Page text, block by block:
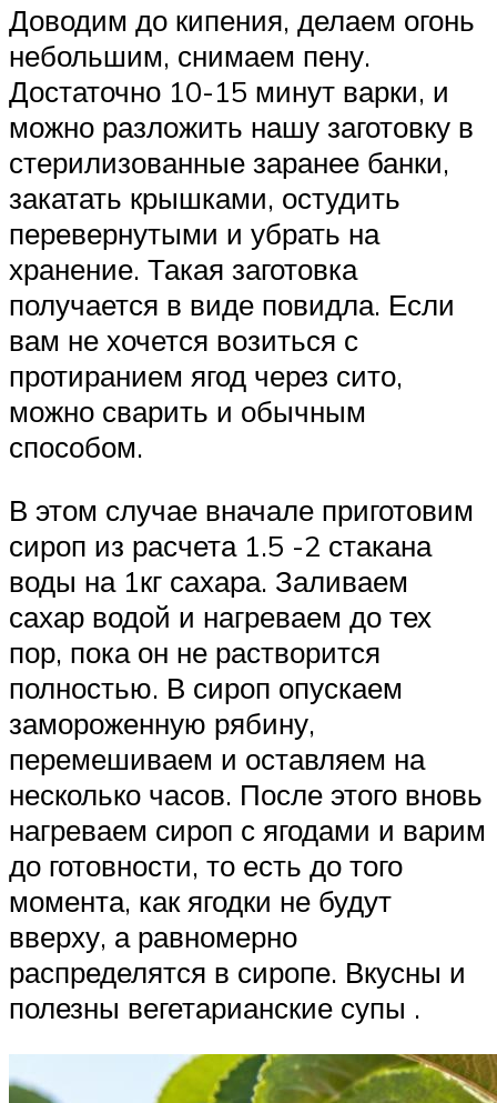
Доводим до кипения, делаем огонь
небольшим, снимаем пену.
Достаточно 10-15 минут варки, и
можно разложить нашу заготовку в
стерилизованные заранее банки,
закатать крышками, остудить
перевернутыми и убрать на
хранение. Такая заготовка
получается в виде повидла. Если
вам не хочется возиться с
протиранием ягод через сито,
можно сварить и обычным
способом.
В этом случае вначале приготовим
сироп из расчета 1.5 -2 стакана
воды на 1кг сахара. Заливаем
сахар водой и нагреваем до тех
пор, пока он не растворится
полностью. В сироп опускаем
замороженную рябину,
перемешиваем и оставляем на
несколько часов. После этого вновь
нагреваем сироп с ягодами и варим
до готовности, то есть до того
момента, как ягодки не будут
вверху, а равномерно
распределятся в сиропе. Вкусны и
полезны вегетарианские супы .